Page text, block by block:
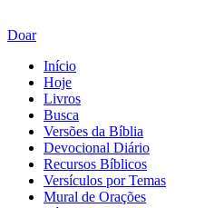
Doar
Início
Hoje
Livros
Busca
Versões da Bíblia
Devocional Diário
Recursos Bíblicos
Versículos por Temas
Mural de Orações